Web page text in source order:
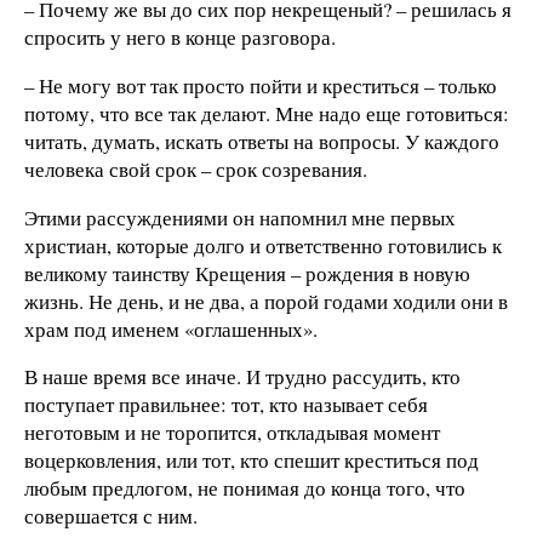
– Почему же вы до сих пор некрещеный? – решилась я
спросить у него в конце разговора.
– Не могу вот так просто пойти и креститься – только
потому, что все так делают. Мне надо еще готовиться:
читать, думать, искать ответы на вопросы. У каждого
человека свой срок – срок созревания.
Этими рассуждениями он напомнил мне первых
христиан, которые долго и ответственно готовились к
великому таинству Крещения – рождения в новую
жизнь. Не день, и не два, а порой годами ходили они в
храм под именем «оглашенных».
В наше время все иначе. И трудно рассудить, кто
поступает правильнее: тот, кто называет себя
неготовым и не торопится, откладывая момент
воцерковления, или тот, кто спешит креститься под
любым предлогом, не понимая до конца того, что
совершается с ним.